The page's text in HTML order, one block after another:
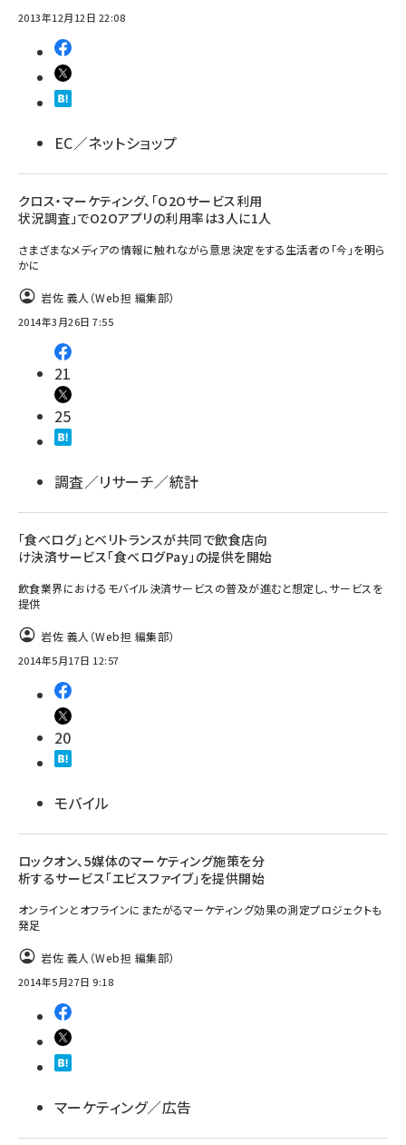
2013年12月12日 22:08
EC／ネットショップ
クロス・マーケティング、「O2Oサービス利用
状況調査」でO2Oアプリの利用率は3人に1人
さまざまなメディアの情報に触れながら意思決定をする生活者の「今」を明ら
かに
岩佐 義人（Web担 編集部）
2014年3月26日 7:55
21
25
調査／リサーチ／統計
「食べログ」とベリトランスが共同で飲食店向
け決済サービス「食べログPay」の提供を開始
飲食業界におけるモバイル決済サービスの普及が進むと想定し、サービスを
提供
岩佐 義人（Web担 編集部）
2014年5月17日 12:57
20
モバイル
ロックオン、5媒体のマーケティング施策を分
析するサービス「エビスファイブ」を提供開始
オンラインとオフラインにまたがるマーケティング効果の測定プロジェクトも
発足
岩佐 義人（Web担 編集部）
2014年5月27日 9:18
マーケティング／広告